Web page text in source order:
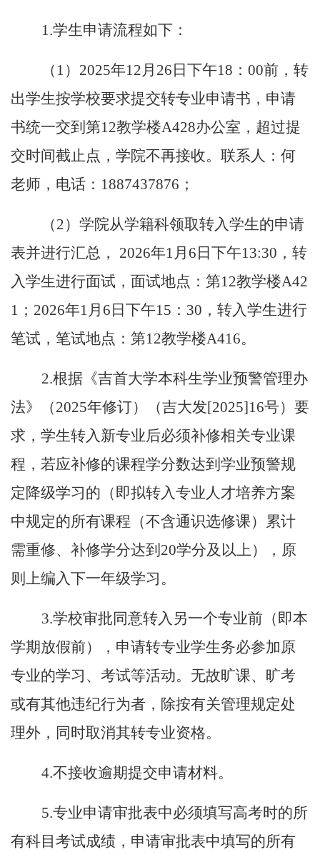
1.学生申请流程如下：
（ 1）2025年12月 26 日下午18：00前，转
出学生按学校要求提交转专业申请书，申请
书统一交到第12教学楼A428办公室，超过提
交时间截止点，学院不再接收。联系人：何
老师，电话：1887437876；
（2）学院从学籍科领取转入学生的申请
表并进行汇总， 2026年1月6日下午13:30，转
入学生进行面试，面试地点：第12教学楼A42
1；2026年1月6日下午15：30，转入学生进行
笔试，笔试地点：第12教学楼A416。
2.根据《吉首大学本科生学业预警管理办
法》（2025年修订）（吉大发[2025]16号）要
求，学生转入新专业后必须补修相关专业课
程，若应补修的课程学分数达到学业预警规
定降级学习的（即拟转入专业人才培养方案
中规定的所有课程（不含通识选修课）累计
需重修、补修学分达到20学分及以上），原
则上编入下一年级学习。
3.学校审批同意转入另一个专业前（即本
学期放假前），申请转专业学生务必参加原
专业的学习、考试等活动。无故旷课、旷考
或有其他违纪行为者，除按有关管理规定处
理外，同时取消其转专业资格。
4.不接收逾期提交申请材料。
5.专业申请审批表中必须填写高考时的所
有科目考试成绩，申请审批表中填写的所有